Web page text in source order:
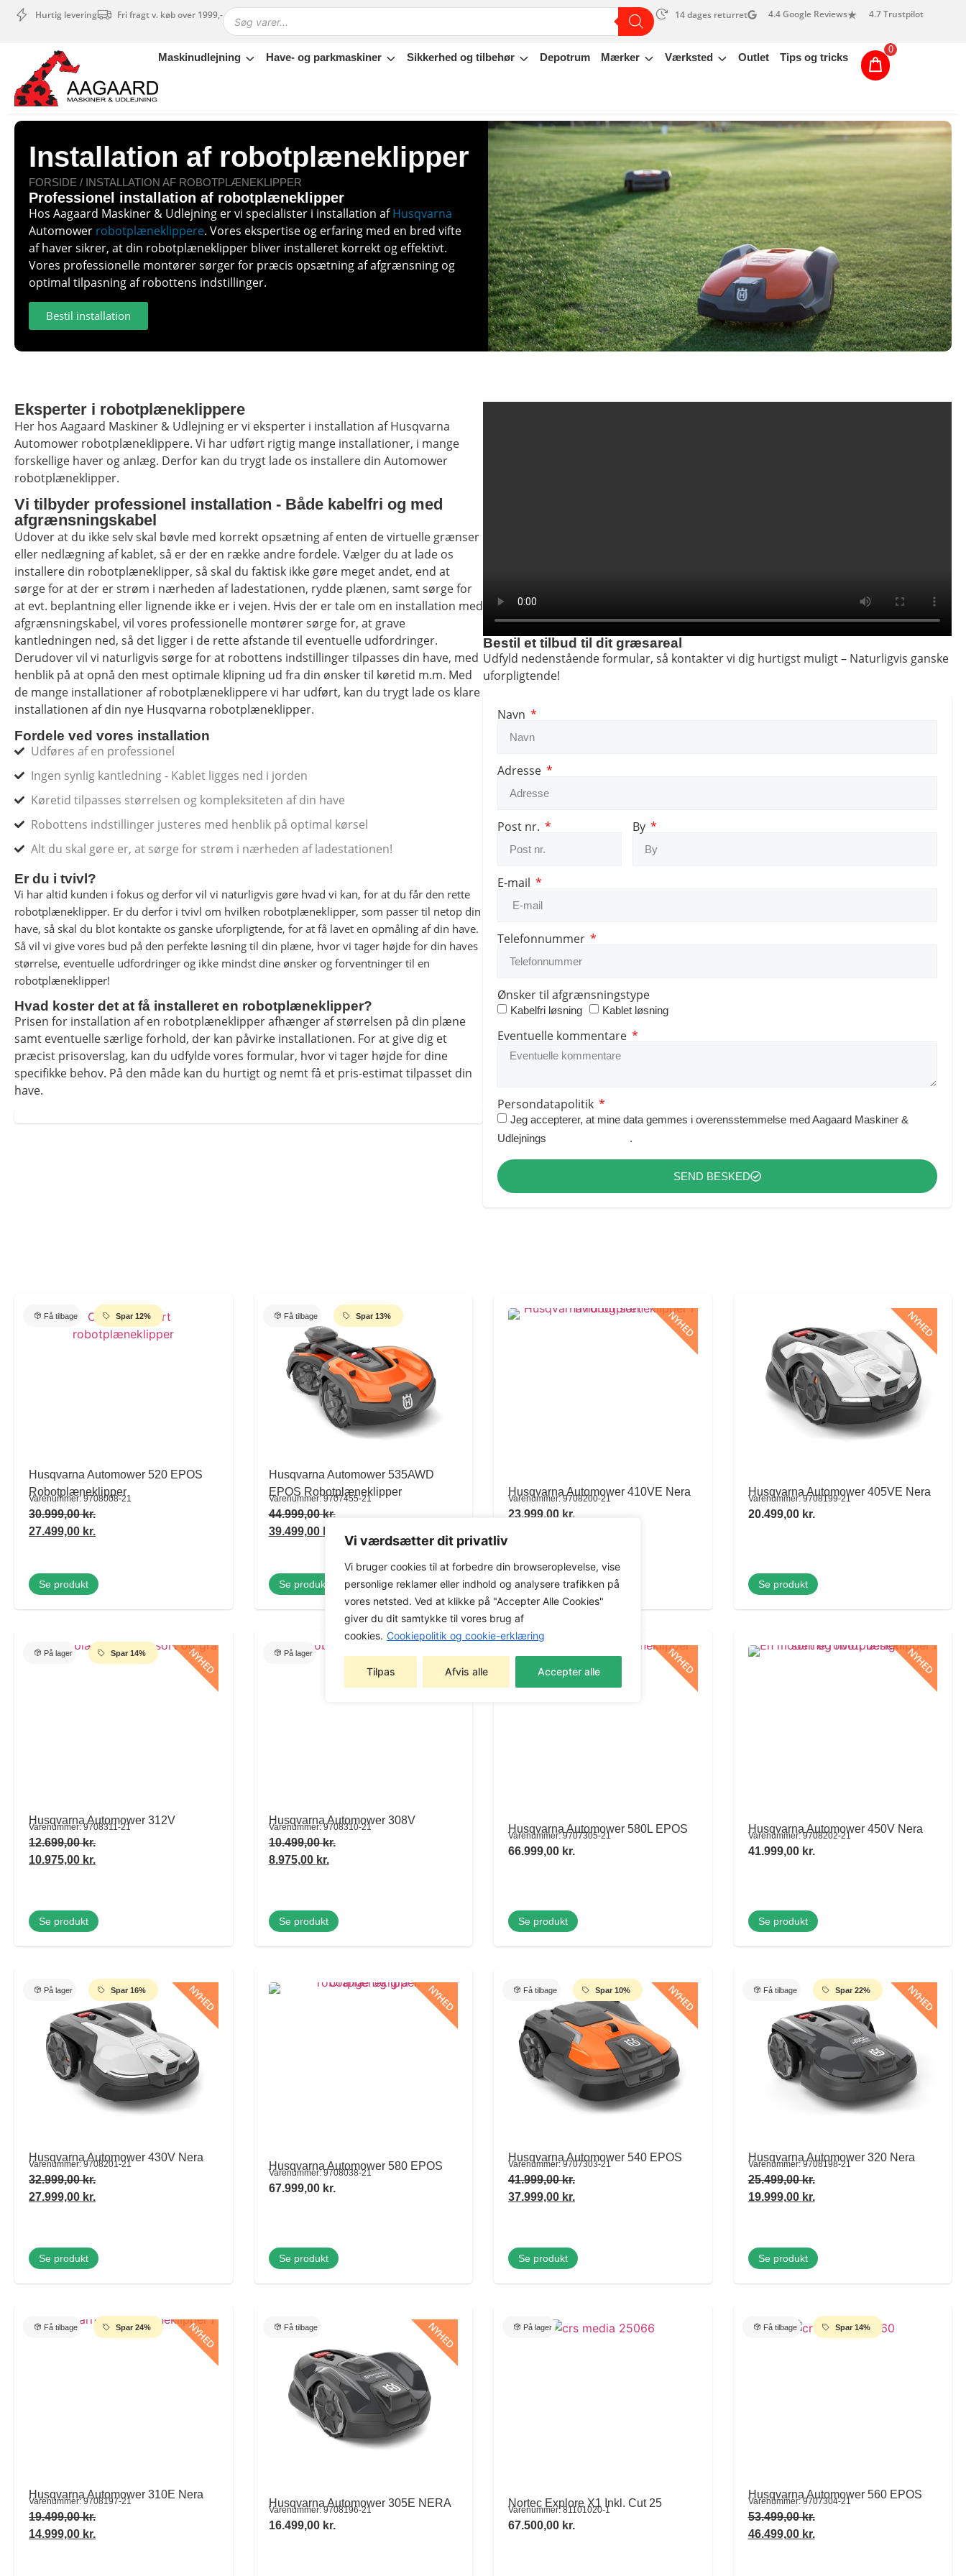
Vi værdsætter dit privatliv
Vi bruger cookies til at forbedre din browseroplevelse, vise
personlige reklamer eller indhold og analysere trafikken på
vores netsted. Ved at klikke på "Accepter Alle Cookies"
giver du dit samtykke til vores brug af
cookies. Cookiepolitik og cookie-erklæring
Tilpas Afvis alle Accepter alle
Hurtig levering Fri fragt v. køb over 1999,- 14 dages returret 4.4 Google Reviews 4.7 Trustpilot
Maskinudlejning Have- og parkmaskiner Sikkerhed og tilbehør Depotrum Mærker Værksted Outlet Tips og tricks
0
Maskinudlejning
Have- og parkmaskiner
Sikkerhed og tilbehør
Depotrum
Mærker
Outlet
Tips og tricks
4.4 Google Reviews
4.7 Trustpilot
Installation af robotplæneklipper
FORSIDE / INSTALLATION AF ROBOTPLÆNEKLIPPER
Professionel installation af robotplæneklipper
Hos Aagaard Maskiner & Udlejning er vi specialister i installation afHusqvarna
Automower robotplæneklippere. Vores ekspertise og erfaring med en bred vifte
af haver sikrer, at din robotplæneklipper bliver installeret korrekt og effektivt.
Vores professionelle montører sørger for præcis opsætning af afgrænsning og
optimal tilpasning af robottens indstillinger.
Bestil installation
Eksperter i robotplæneklippere
Her hos Aagaard Maskiner & Udlejning er vi eksperter i installation af Husqvarna
Automower robotplæneklippere. Vi har udført rigtig mange installationer, i mange
forskellige haver og anlæg. Derfor kan du trygt lade os installere din Automower
robotplæneklipper.
Vi tilbyder professionel installation - Både kabelfri og med
afgrænsningskabel
Udover at du ikke selv skal bøvle med korrekt opsætning af enten de virtuelle grænser
eller nedlægning af kablet, så er der en række andre fordele. Vælger du at lade os
installere din robotplæneklipper, så skal du faktisk ikke gøre meget andet, end at
sørge for at der er strøm i nærheden af ladestationen, rydde plænen, samt sørge for
at evt. beplantning eller lignende ikke er i vejen. Hvis der er tale om en installation med
afgrænsningskabel, vil vores professionelle montører sørge for, at grave
kantledningen ned, så det ligger i de rette afstande til eventuelle udfordringer.
Derudover vil vi naturligvis sørge for at robottens indstillinger tilpasses din have, med
henblik på at opnå den mest optimale klipning ud fra din ønsker til køretid m.m. Med
de mange installationer af robotplæneklippere vi har udført, kan du trygt lade os klare
installationen af din nye Husqvarna robotplæneklipper.
Fordele ved vores installation
Udføres af en professionel
Ingen synlig kantledning - Kablet ligges ned i jorden
Køretid tilpasses størrelsen og kompleksiteten af din have
Robottens indstillinger justeres med henblik på optimal kørsel
Alt du skal gøre er, at sørge for strøm i nærheden af ladestationen!
Er du i tvivl?
Vi har altid kunden i fokus og derfor vil vi naturligvis gøre hvad vi kan, for at du får den rette
robotplæneklipper. Er du derfor i tvivl om hvilken robotplæneklipper, som passer til netop din
have, så skal du blot kontakte os ganske uforpligtende, for at få lavet en opmåling af din have.
Så vil vi give vores bud på den perfekte løsning til din plæne, hvor vi tager højde for din haves
størrelse, eventuelle udfordringer og ikke mindst dine ønsker og forventninger til en
robotplæneklipper!
Hvad koster det at få installeret en robotplæneklipper?
Prisen for installation af en robotplæneklipper afhænger af størrelsen på din plæne
samt eventuelle særlige forhold, der kan påvirke installationen. For at give dig et
præcist prisoverslag, kan du udfylde vores formular, hvor vi tager højde for dine
specifikke behov. På den måde kan du hurtigt og nemt få et pris-estimat tilpasset din
have.
Bestil et tilbud til dit græsareal
Udfyld nedenstående formular, så kontakter vi dig hurtigst muligt – Naturligvis ganske
uforpligtende!
Navn
Adresse
Post nr. By
E-mail
Telefonnummer
Ønsker til afgrænsningstype
Kabelfri løsning Kablet løsning
Eventuelle kommentare
Persondatapolitik
Jeg accepterer, at mine data gemmes i overensstemmelse med Aagaard Maskiner &
Udlejnings
.
SEND BESKED
Få tilbage Spar 12%
Husqvarna Automower 520 EPOS
Robotplæneklipper
Varenummer: 9708008-21
30.999,00kr.
27.499,00 kr.
Se produkt
Få tilbage Spar 13%
Husqvarna Automower 535AWD
EPOS Robotplæneklipper
Varenummer: 9707455-21
44.999,00kr.
39.499,00
Se produkt
NYHED
Husqvarna Automower 410VE Nera
Varenummer: 9708200-21
23.999,00 kr.
Se produkt
NYHED
Husqvarna Automower 405VE Nera
Varenummer: 9708199-21
20.499,00 kr.
Se produkt
På lager Spar 14% NYHED
Husqvarna Automower 312V
Varenummer: 9708311-21
12.699,00kr.
10.975,00 kr.
Se produkt
På lager NYHED
Husqvarna Automower 308V
Varenummer: 9708310-21
10.499,00kr.
8.975,00 kr.
Se produkt
NYHED
Husqvarna Automower 580L EPOS
Varenummer: 9707305-21
66.999,00 kr.
Se produkt
NYHED
Husqvarna Automower 450V Nera
Varenummer: 9708202-21
41.999,00 kr.
Se produkt
På lager Spar 16% NYHED
Husqvarna Automower 430V Nera
Varenummer: 9708201-21
32.999,00kr.
27.999,00 kr.
Se produkt
NYHED
Husqvarna Automower 580 EPOS
Varenummer: 9708038-21
67.999,00 kr.
Se produkt
Få tilbage Spar 10% NYHED
Husqvarna Automower 540 EPOS
Varenummer: 9707303-21
41.999,00kr.
37.999,00 kr.
Se produkt
Få tilbage Spar 22% NYHED
Husqvarna Automower 320 Nera
Varenummer: 9708198-21
25.499,00kr.
19.999,00 kr.
Se produkt
Få tilbage Spar 24% NYHED
Husqvarna Automower 310E Nera
Varenummer: 9708197-21
19.499,00kr.
14.999,00 kr.
Få tilbage NYHED
Husqvarna Automower 305E NERA
Varenummer: 9708196-21
16.499,00 kr.
På lager
Nortec Explore X1 Inkl. Cut 25
Varenummer: 81101020-1
67.500,00 kr.
Få tilbage Spar 14%
Husqvarna Automower 560 EPOS
Varenummer: 9707304-21
53.499,00kr.
46.499,00 kr.